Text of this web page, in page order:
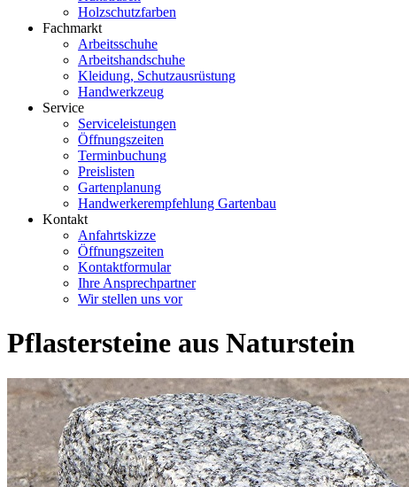
Holzschutzfarben
Fachmarkt
Arbeitsschuhe
Arbeitshandschuhe
Kleidung, Schutzausrüstung
Handwerkzeug
Service
Serviceleistungen
Öffnungszeiten
Terminbuchung
Preislisten
Gartenplanung
Handwerkerempfehlung Gartenbau
Kontakt
Anfahrtskizze
Öffnungszeiten
Kontaktformular
Ihre Ansprechpartner
Wir stellen uns vor
Pflastersteine aus Naturstein